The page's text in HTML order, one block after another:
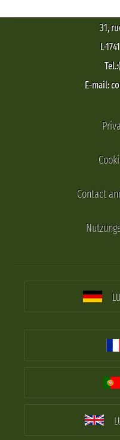
31,
L-
E-mail:
Contact